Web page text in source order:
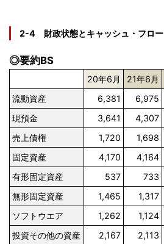
2-4 財政状態とキャッシュ・フロー
◎要約BS
20年6月 21年6月
流動資産
6,381 6,975
現預金
3,641 4,307
売上債権
1,720 1,698
固定資産
4,170 4,164
有形固定資産
537 733
無形固定資産
1,465 1,317
ソフトウエア
1,262 1,124
投資その他の資産
2,167 2,113